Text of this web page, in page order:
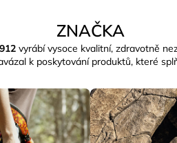
ZNAČKA
vyrábí vysoce kvalitní, zdravotně
k poskytování produktů, které